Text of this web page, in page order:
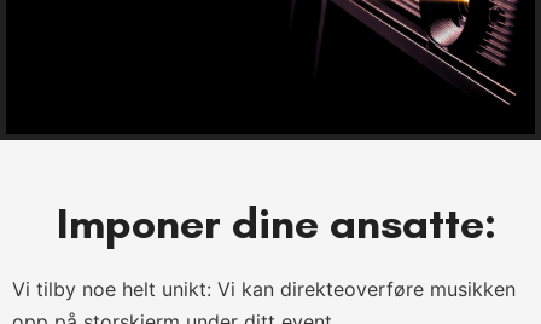
Imponer dine ansatte:
Vi tilby noe helt unikt: Vi kan direkteoverføre musikken